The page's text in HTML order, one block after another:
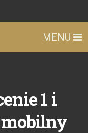
MENU
1 i